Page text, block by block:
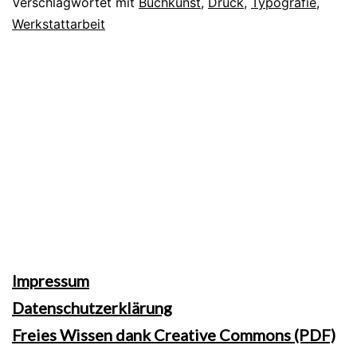
Werkstattarbeit
Impressum
Datenschutzerklärung
Freies Wissen dank Creative Commons (PDF)